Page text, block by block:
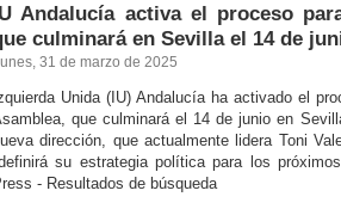
Andalucía activa el proceso
culminará en Sevilla el 14 de
31 de marzo de 2025
Unida (IU) Andalucía ha activado el
que culminará el 14 de junio en
dirección, que actualmente lidera Toni
su estrategia política para los
- Resultados de búsqueda